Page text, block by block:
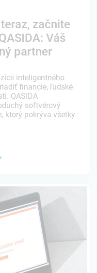
začnite
Váš
partner
inteligentného
financie, ľudské
QASIDA
softvérový
ktorý pokrýva všetky